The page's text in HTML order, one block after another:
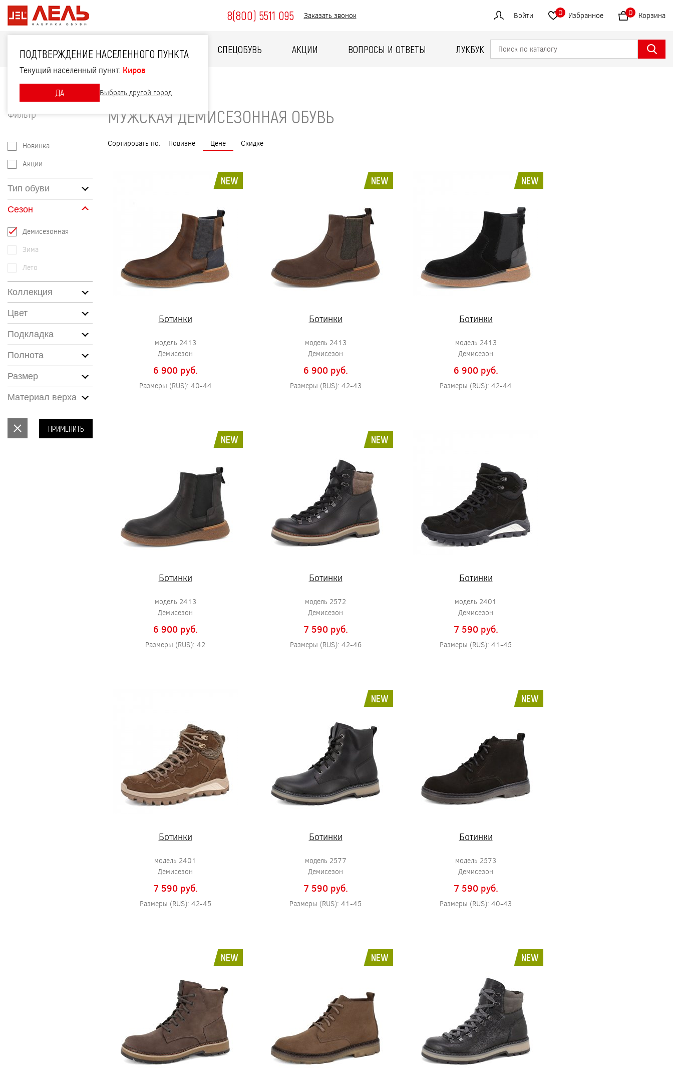
8(800) 5511 095 Заказать звонок Войти Избранное
0 Корзина
0
ПОДТВЕРЖДЕНИЕ НАСЕЛЕННОГО ПУНКТА
Текущий населенный пункт: Киров
ДА Выбрать другой город
ДЛЯ НЕЁ ДЛЯ НЕГО ДЛЯ ДЕТЕЙ СПЕЦОБУВЬ АКЦИИ ВОПРОСЫ И ОТВЕТЫ ЛУКБУК
Фильтр
Новинка
Акции
Тип обуви
Сезон
Демисезонная
Зима
Лето
Коллекция
Цвет
Подкладка
Полнота
Размер
Материал верха
ПРИМЕНИТЬ
МУЖСКАЯ ДЕМИСЕЗОННАЯ ОБУВЬ
Сортировать по: Новизне Цене Скидке
NEW
Ботинки
модель 2413
Демисезон
6 900 pуб.
Размеры (RUS): 40-44
NEW
Ботинки
модель 2413
Демисезон
6 900 pуб.
Размеры (RUS): 42-43
NEW
Ботинки
модель 2413
Демисезон
6 900 pуб.
Размеры (RUS): 42-44
NEW
Ботинки
модель 2413
Демисезон
6 900 pуб.
Размеры (RUS): 42
NEW
Ботинки
модель 2572
Демисезон
7 590 pуб.
Размеры (RUS): 42-46
Ботинки
модель 2401
Демисезон
7 590 pуб.
Размеры (RUS): 41-45
Ботинки
модель 2401
Демисезон
7 590 pуб.
Размеры (RUS): 42-45
NEW
Ботинки
модель 2577
Демисезон
7 590 pуб.
Размеры (RUS): 41-45
NEW
Ботинки
модель 2573
Демисезон
7 590 pуб.
Размеры (RUS): 40-43
NEW NEW NEW